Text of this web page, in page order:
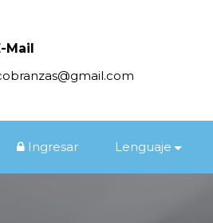
Mail
Ingresar Lenguaje